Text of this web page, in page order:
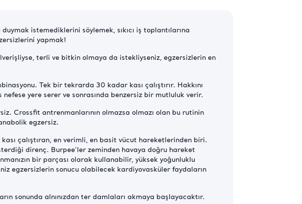
istemediklerini söylemek, sıkıcı iş toplantılarına
yapmak!
terli ve bitkin olmaya da istekliyseniz, egzersizlerin en
Tek bir tekrarda 30 kadar kası çalıştırır. Hakkını
nefese yere serer ve sonrasında benzersiz bir mutluluk verir.
Crossfit antrenmanlarının olmazsa olmazı olan bu rutinin
egzersiz.
çalıştıran, en verimli, en basit vücut hareketlerinden biri.
direnç. Burpee’ler zeminden havaya doğru hareket
bir parçası olarak kullanabilir, yüksek yoğunluklu
egzersizlerin sonucu olabilecek kardiyovasküler faydaların
sonunda alnınızdan ter damlaları akmaya başlayacaktır.